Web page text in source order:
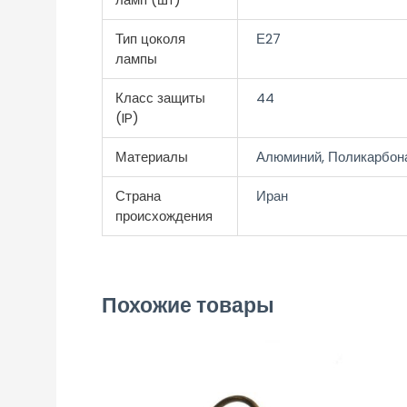
Тип цоколя
лампы
Е27
Класс защиты
(IP)
44
Материалы Алюминий,
Страна
происхождения
Иран
Похожие товары